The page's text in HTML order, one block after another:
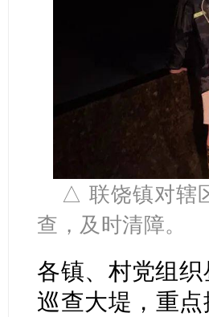
△ 联饶镇对辖
查，及时清障。
各镇、村党组
巡查大堤，重